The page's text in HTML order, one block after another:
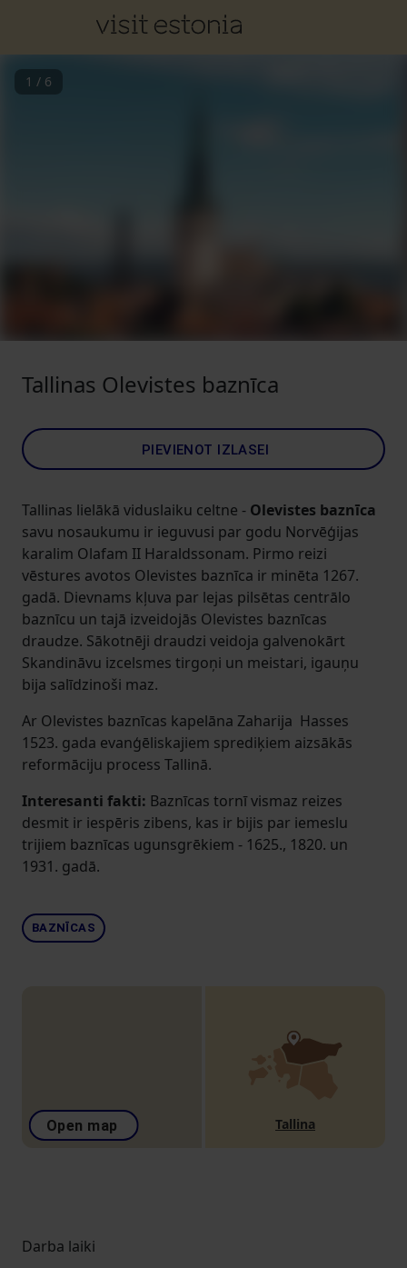
1 / 6
Tallinas Olevistes baznīca
PIEVIENOT IZLASEI
Tallinas lielākā viduslaiku celtne - Olevistes baznīca
savu nosaukumu ir ieguvusi par godu Norvēģijas
karalim Olafam II Haraldssonam. Pirmo reizi
vēstures avotos Olevistes baznīca ir minēta 1267.
gadā. Dievnams kļuva par lejas pilsētas centrālo
baznīcu un tajā izveidojās Olevistes baznīcas
draudze. Sākotnēji draudzi veidoja galvenokārt
Skandināvu izcelsmes tirgoņi un meistari, igauņu
bija salīdzinoši maz.
Ar Olevistes baznīcas kapelāna Zaharija Hasses
1523. gada evanģēliskajiem sprediķiem aizsākās
reformāciju process Tallinā.
Interesanti fakti: Baznīcas tornī vismaz reizes
desmit ir iespēris zibens, kas ir bijis par iemeslu
trijiem baznīcas ugunsgrēkiem - 1625., 1820. un
1931. gadā.
BAZNĪCAS
Open map Tallina
Darba laiki